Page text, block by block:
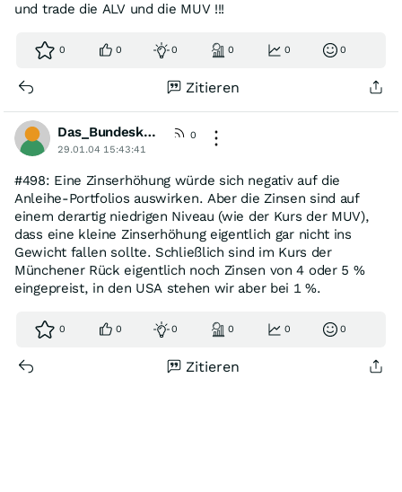
und trade die ALV und die MUV !!!
0 0 0 0 0 0
Zitieren
Das_Bundeskanzleramt
0
29.01.04 15:43:41
#498: Eine Zinserhöhung würde sich negativ auf die
Anleihe-Portfolios auswirken. Aber die Zinsen sind auf
einem derartig niedrigen Niveau (wie der Kurs der MUV),
dass eine kleine Zinserhöhung eigentlich gar nicht ins
Gewicht fallen sollte. Schließlich sind im Kurs der
Münchener Rück eigentlich noch Zinsen von 4 oder 5 %
eingepreist, in den USA stehen wir aber bei 1 %.
0 0 0 0 0 0
Zitieren